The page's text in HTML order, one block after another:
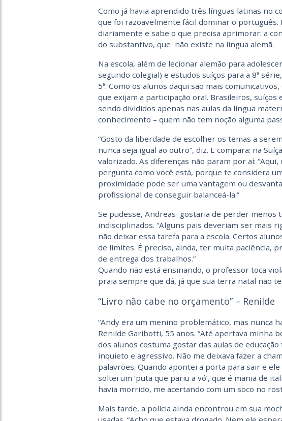
Como já havia aprendido três línguas latinas no
que foi razoavelmente fácil dominar o
diariamente e sabe o que precisa aprimorar: a
do substantivo, que não existe na língua alemã.
Na escola, além de lecionar alemão para
segundo colegial) e estudos suíços para a 8ª
5ª. Como os alunos daqui são mais
que exijam a participação oral. Brasileiros, suíços
sendo divididos apenas nas aulas da língua
conhecimento – quem não tem noção alguma
“Gosto da liberdade de escolher os temas a
nunca seja igual ao outro”, diz. E compara: na
valorizado. As diferenças não param por aí:
pergunta como você está, porque te considera
proximidade pode ser uma vantagem ou
profissional de conseguir balanceá-la.”
Se pudesse, Andreas gostaria de perder menos
indisciplinados. “Alguns pais deveriam ser mais
não deixar essa tarefa para a escola. Certos
de limites. É preciso, ainda, ter muita paciência,
de entrega dos trabalhos.”
Quando não está ensinando, o professor toca
praia sempre que dá, já que sua terra natal não
“Livro não cabe no orçamento” – Renilde
“Andy era um menino problemático, mas nunca
Renilde Garibotti, 55 anos. “Até apertava minha
dos alunos costuma gostar das aulas de
inquieto e agressivo. Não me deixava fazer a
palavrões. Quando apontei a porta para sair e
soltei um ‘puta que pariu a vó’, que é mania de
havia morrido, me acertando com um soco no
Mais tarde, a polícia ainda encontrou em sua